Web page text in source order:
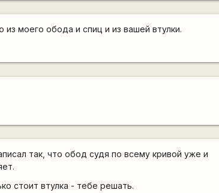
моего обода и спиц и из вашей втулки.
так, что обод судя по всему кривой уже и
стоит втулка - тебе решать.